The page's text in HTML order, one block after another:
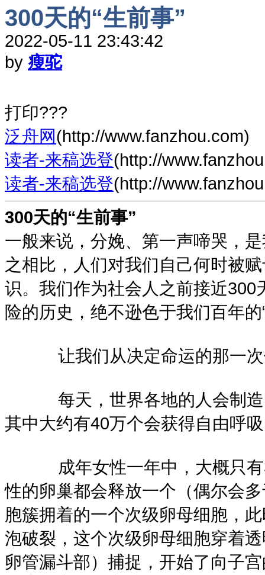
300天的“生前事”
2022-05-11 23:43:42
by 瘦驼
打印???
泛舟网(http://www.fanzhou.com)
读者-来稿选登(http://
读者-来稿选登(http://
300天的“生前事”
一般来说，分娩、第一声啼哭，
之相比，人们对我们自己何时被
识。我们作为社会人之前接近300
险的历史，绝不逊色于我们百年的
让我们从决定命运的那一次
每天，世界各地的人会制造1
其中大约有40万个会获得自由呼
成年女性一年中，大概只有
性的卵巢都会释放一个（偶尔会
胞簇拥着的一个次级卵母细胞，
泡破裂，这个次级卵母细胞穿着
卵管漏斗部）捕捉，开始了向子